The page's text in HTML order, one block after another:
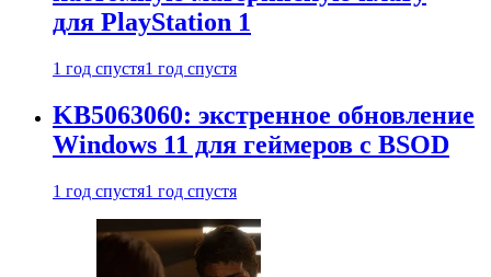
для PlayStation 1
1 год спустя1 год спустя
KB5063060: экстренное обновление
Windows 11 для геймеров с BSOD
1 год спустя1 год спустя